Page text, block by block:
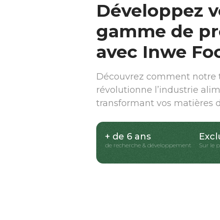
Développez
gamme de
avec Inwe
Découvrez comment notre
révolutionne l’industrie
transformant vos matières
+ de 6 ans
de recherche & développement Sur le